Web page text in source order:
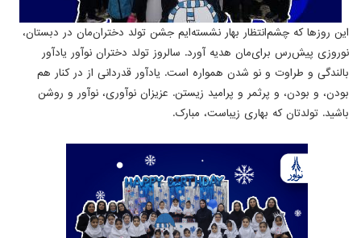
این روزها که چشم‌انتظار بهار نشسته‌ایم جشن تولد دختران‌مان در دبستان،
نوروزی پیش‌رس برای‌مان هدیه آورد. سالروز تولد دختران نوآور یادآور
بالندگی و طراوت و نو شدن همواره است. یادآور قدردانی از در کنار هم
بودن، و بودن، و پرثمر و پرامید زیستن. عزیزان نوآوری، نوآور و روشن
باشید. تولدتان که بهاری زیباست، مبارک.